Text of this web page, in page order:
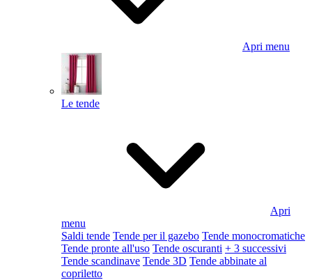
Apri menu
Le tende
Apri
menu
Saldi tende Tende per il gazebo Tende monocromatiche
Tende pronte all'uso Tende oscuranti + 3 successivi
Tende scandinave Tende 3D Tende abbinate al
copriletto